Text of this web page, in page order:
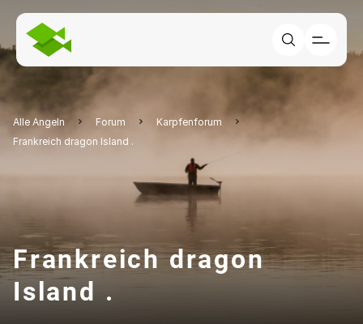
Alle Angeln Forum
Karpfenforum
Frankreich dragon Island .
Frankreich dragon
Island .